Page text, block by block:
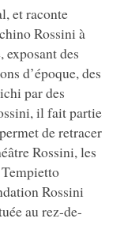
et raconte
Rossini à
exposant des
d’époque, des
par des
il fait partie
de retracer
Rossini, les
Rossini
au rez-de-